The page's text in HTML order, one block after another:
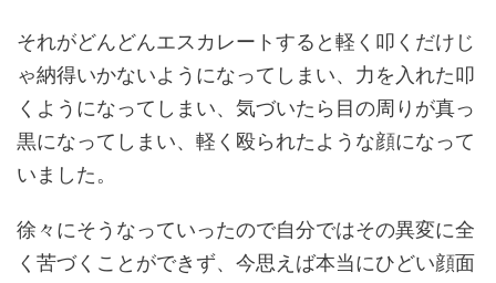
それがどんどんエスカレートすると軽く叩くだけじ
ゃ納得いかないようになってしまい、力を入れた叩
くようになってしまい、気づいたら目の周りが真っ
黒になってしまい、軽く殴られたような顔になって
いました。
徐々にそうなっていったので自分ではその異変に全
く苦づくことができず、今思えば本当にひどい顔面